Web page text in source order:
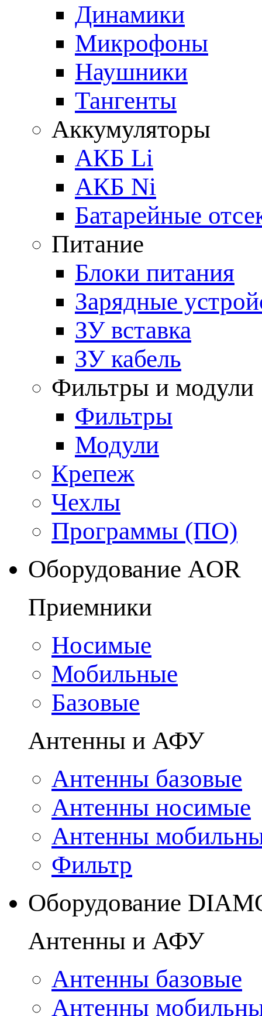
Динамики
Микрофоны
Наушники
Тангенты
Аккумуляторы
АКБ Li
АКБ Ni
Батарейные
Питание
Блоки питания
Зарядные
ЗУ вставка
ЗУ кабель
Фильтры и модули
Фильтры
Модули
Крепеж
Чехлы
Программы (ПО)
Оборудование AOR
Приемники
Носимые
Мобильные
Базовые
Антенны и АФУ
Антенны базовые
Антенны носимые
Антенны
Фильтр
Оборудование
Антенны и АФУ
Антенны базовые
Антенны